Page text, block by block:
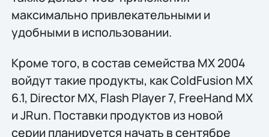
максимально привлекательными и
удобными в использовании.
Кроме того, в состав семейства MX 2004
войдут такие продукты, как ColdFusion MX
6.1, Director MX, Flash Player 7, FreeHand MX
и JRun. Поставки продуктов из новой
серии планируется начать в сентябре